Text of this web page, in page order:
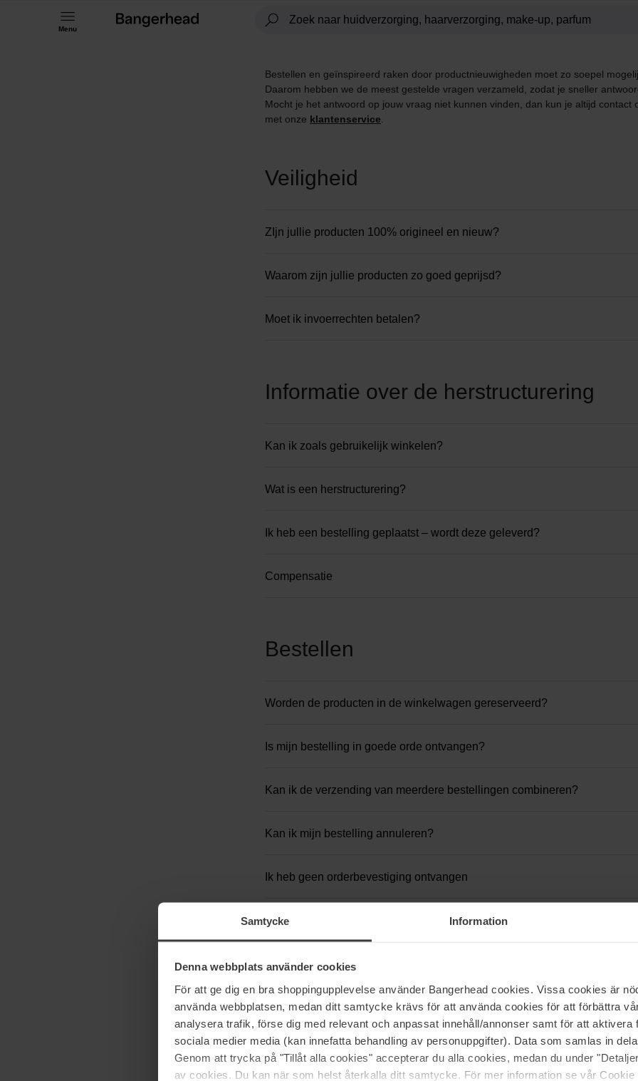
Samtycke Information
Denna webbplats använder cookies
För att ge dig en bra shoppingupplevelse använder Bangerhead cookies. Vissa cookies är
använda webbplatsen, medan ditt samtycke krävs för att använda cookies för att förbättra
analysera trafik, förse dig med relevant och anpassat innehåll/annonser samt för att aktivera
sociala medier media (kan innefatta behandling av personuppgifter). Data som samlas in
Genom att trycka på "Tillåt alla cookies" accepterar du alla cookies, medan du under
av cookies. Du kan när som helst återkalla ditt samtycke. För mer information se vår
Menu
Bestellen en geïnspireerd raken door productnieuwigheden moet zo soepel
Daarom hebben we de meest gestelde vragen verzameld, zodat je sneller
Mocht je het antwoord op jouw vraag niet kunnen vinden, dan kun je altijd contact
met onze klantenservice
Veiligheid
ZIjn jullie producten 100% origineel en nieuw?
Waarom zijn jullie producten zo goed geprijsd?
Moet ik invoerrechten betalen?
Informatie over de herstructurering
Kan ik zoals gebruikelijk winkelen?
Wat is een herstructurering?
Ik heb een bestelling geplaatst – wordt deze geleverd?
Compensatie
Bestellen
Worden de producten in de winkelwagen gereserveerd?
Is mijn bestelling in goede orde ontvangen?
Kan ik de verzending van meerdere bestellingen combineren?
Kan ik mijn bestelling annuleren?
Ik heb geen orderbevestiging ontvangen
Hoe kan ik een bestelling plaatsen?
Betaling
Zijn er kosten verbonden aan betaling via factuur?